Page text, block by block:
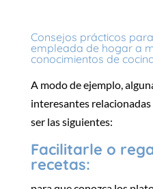
Consejos prácticos
empleada de hogar a
conocimientos de
A modo de ejemplo,
interesantes
ser las siguientes:
Facilitarle o
recetas: